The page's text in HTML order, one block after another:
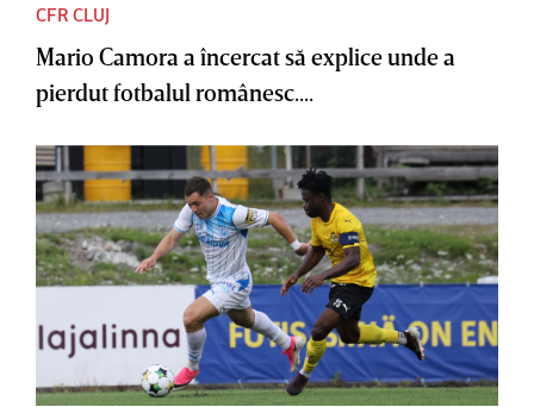
CFR CLUJ
Mario Camora a încercat să explice unde a
pierdut fotbalul românesc....